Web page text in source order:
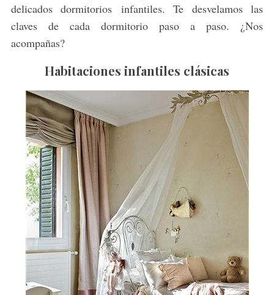
delicados dormitorios infantiles. Te desvelamos las
claves de cada dormitorio paso a paso. ¿Nos
acompañas?
Habitaciones infantiles clásicas